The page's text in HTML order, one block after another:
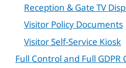
Reception & Gate TV
Visitor Policy Documents
Visitor Self-Service Kiosk
Full Control and Full